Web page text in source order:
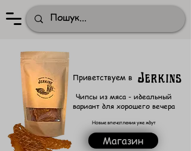
Приветствуем в Jerkins
Чипсы из мяса - идеальный
вариант для хорошего вечера
Новые впечатления уже ждут
Магазин